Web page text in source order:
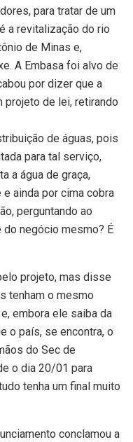
para tratar de um
a revitalização do rio
de Minas e,
A Embasa foi alvo de
por dizer que a
projeto de lei, retirando
de águas, pois
para tal serviço,
a água de graça,
ainda por cima cobra
perguntando ao
do negócio mesmo? É
projeto, mas disse
tenham o mesmo
embora ele saiba da
o país, se encontra, o
do Sec de
o dia 20/01 para
tenha um final muito
conclamou a